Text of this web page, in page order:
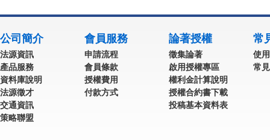
公司簡介
法源資訊
產品服務
資料庫說明
法源徵才
交通資訊
策略聯盟
會員服務
申請流程
會員條款
授權費用
付款方式
論著授權
徵集論著
啟用授權專區
權利金計算說明
授權合約書下載
投稿基本資料表
常
使
常